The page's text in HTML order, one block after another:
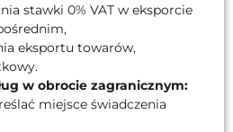
stawki 0% VAT w eksporcie
eksportu towarów,
w obrocie zagranicznym:
miejsce świadczenia